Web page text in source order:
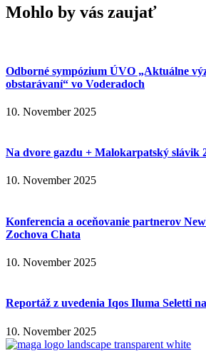
Mohlo by vás zaujať
Odborné sympózium ÚVO „Aktuálne
obstarávaní“ vo Voderadoch
10. November 2025
Na dvore gazdu + Malokarpatský slávik
10. November 2025
Konferencia a oceňovanie partnerov
Zochova Chata
10. November 2025
Reportáž z uvedenia Iqos Iluma Seletti
10. November 2025